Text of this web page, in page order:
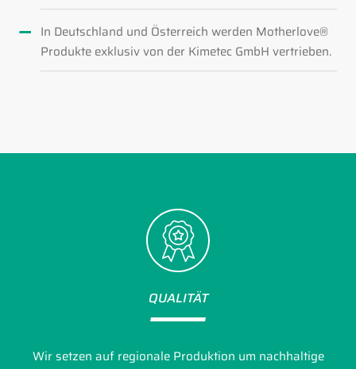
In Deutschland und Österreich werden Motherlove®
Produkte exklusiv von der Kimetec GmbH vertrieben.
QUALITÄT
Wir setzen auf regionale Produktion um nachhaltige